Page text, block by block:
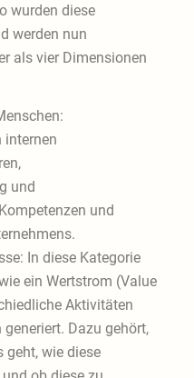
wurden diese
werden nun
als vier Dimensionen
internen
und
und
In diese Kategorie
ein Wertstrom (Value
Aktivitäten
Dazu gehört,
geht, wie diese